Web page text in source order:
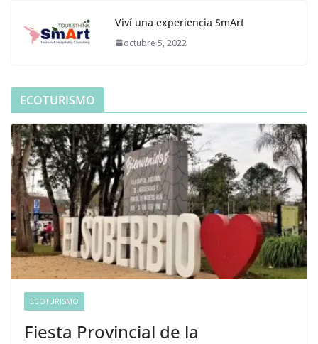
Viví una experiencia SmArt
octubre 5, 2022
ECOTURISMO
ECOTURISMO
Fiesta Provincial de la